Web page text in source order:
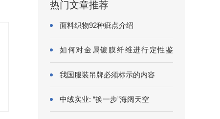
热门文章推荐
面料织物92种疵点介绍
如何对金属镀膜纤维进行定性鉴
别?
我国服装吊牌必须标示的内容
中绒实业: “换一步”海阔天空